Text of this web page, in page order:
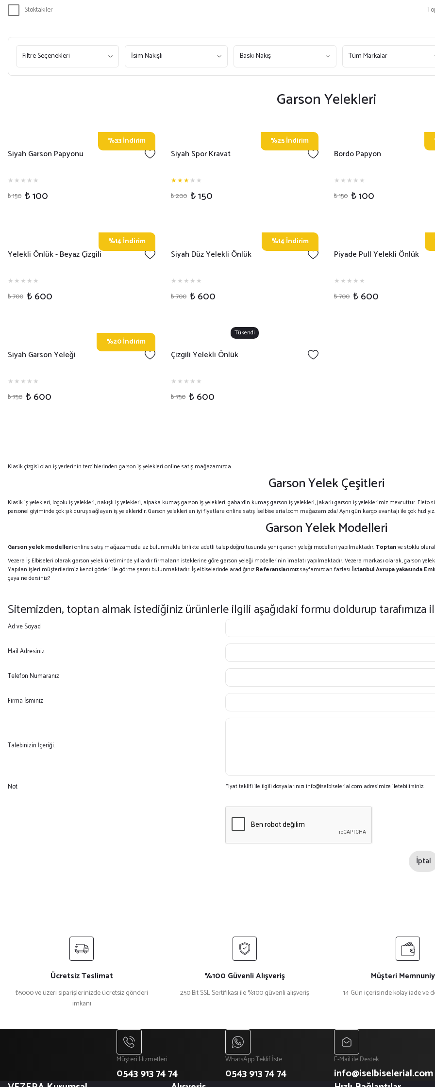
Stoktakiler
Filtre Seçenekleri İsim Nakışlı Baskı-Nakış Tüm Markalar
Garson Yelekleri
%33 İndirim
Siyah Garson Papyonu
₺ 150 ₺ 100
%25 İndirim
Siyah Spor Kravat
₺ 200 ₺ 150
Bordo Papyon
₺ 150 ₺ 100
%14 İndirim
Yelekli Önlük - Beyaz Çizgili
₺ 700 ₺ 600
%14 İndirim
Siyah Düz Yelekli Önlük
₺ 700 ₺ 600
Piyade Pull Yelekli Önlük
₺ 700 ₺ 600
%20 İndirim
Siyah Garson Yeleği
₺ 750 ₺ 600
Tükendi
Çizgili Yelekli Önlük
₺ 750 ₺ 600
Klasik çizgisi olan iş yerlerinin tercihlerinden garson iş yelekleri online satış mağazamızda.
Garson Yelek Çeşitleri
Klasik iş yelekleri, logolu iş yelekleri, nakışlı iş yelekleri, alpaka kumaş garson iş yelekleri, gabardin kumaş garson iş yelekleri, jakarlı garson iş yeleklerimiz mevcuttur. Fleto
personel giyiminde çok şık duruş sağlayan iş yelekleridir. Garson yelekleri en iyi fiyatlara online satış İselbiselerial.com mağazamızda! Aynı gün kargo avantajı ile çok hızlıyız.
Garson Yelek Modelleri
Garson yelek modellerionline satış mağazamızda az bulunmakla birlikte adetli talep doğrultusunda yeni garson yeleği modelleri yapılmaktadır.Toptanve stoklu
Vezera İş Elbiseleri olarak garson yelek üretiminde yıllardır firmaların isteklerine göre garson yeleği modellerinin imalatı yapılmaktadır. Vezera markası olarak, garson
Yapılan işleri müşterilerimiz kendi gözleri ile görme şansı bulunmaktadır. İş elbiselerinde aradığınız Referanslarımızsayfamızdan fazlası İstanbul Avrupa yakasında
çaya ne dersiniz?
Sitemizden, toptan almak istediğiniz ürünlerle ilgili aşağıdaki formu doldurup tarafımıza
Ad ve Soyad
Mail Adresiniz
Telefon Numaranız
Firma İsminiz
Talebinizin İçeriği.
Not Fiyat teklifi ile ilgili dosyalarınızı info@iselbiselerial.com adresimize iletebilirsiniz.
İptal
Ücretsiz Teslimat
₺5000 ve üzeri siparişlerinizde ücretsiz gönderi
imkanı
%100 Güvenli Alışveriş
250 Bit SSL Sertifikası ile %100 güvenli alışveriş
Müşteri
14 Gün içerisinde kolay iade ve
Müşteri Hizmetleri
0543 913 74 74
WhatsApp Teklif İste
0543 913 74 74
E-Mail ile Destek
info@iselbiselerial.com